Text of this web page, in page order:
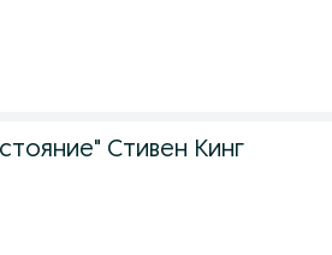
Стивен Кинг